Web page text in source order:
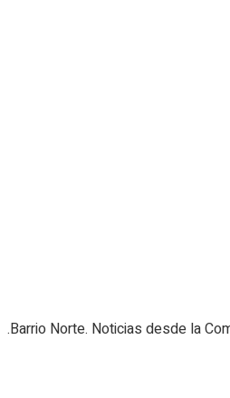
.Barrio Norte. Noticias desde la